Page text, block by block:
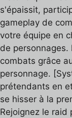
s'épaissit,
gameplay de
votre équipe en
de personnages.
combats grâce
personnage.
prétendants en
se hisser à la
Rejoignez le raid